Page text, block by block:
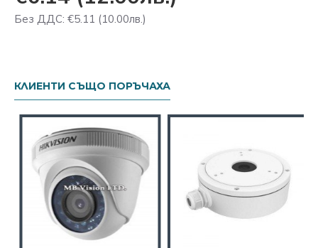
Без ДДС: €5.11 (10.00лв.)
КЛИЕНТИ СЪЩО ПОРЪЧАХА